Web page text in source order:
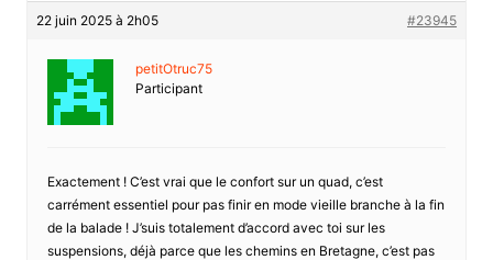
22 juin 2025 à 2h05 #23945
petitOtruc75
Participant
Exactement ! C’est vrai que le confort sur un quad, c’est
carrément essentiel pour pas finir en mode vieille branche à la fin
de la balade ! J’suis totalement d’accord avec toi sur les
suspensions, déjà parce que les chemins en Bretagne, c’est pas